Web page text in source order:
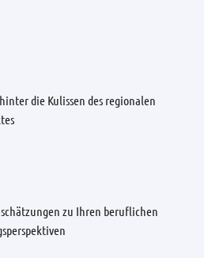
die Kulissen des regionalen
zu Ihren beruflichen